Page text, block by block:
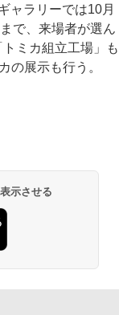
ャラリーでは10月
で、来場者が選ん
ミカ組立工場」も
の展示も行う。
示させる